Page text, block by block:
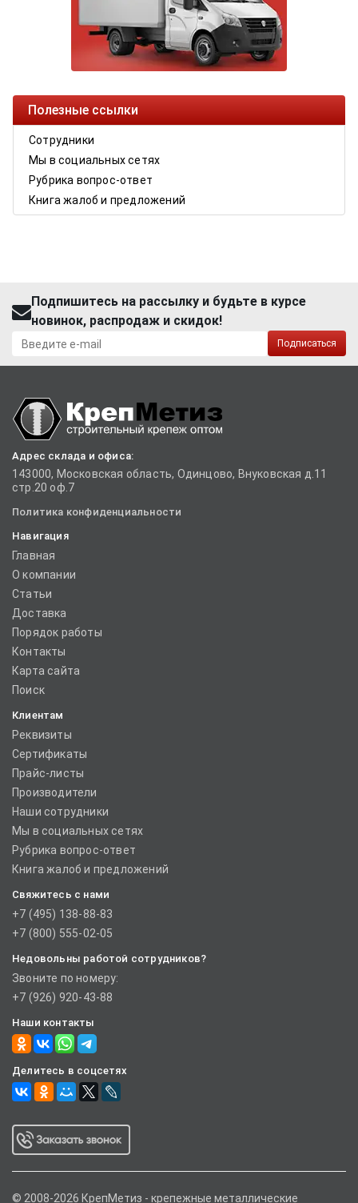
Полезные ссылки
Сотрудники
Мы в социальных сетях
Рубрика вопрос-ответ
Книга жалоб и предложений
Подпишитесь на рассылку и будьте в курсе
новинок, распродаж и скидок!
Подписаться
Адрес склада и офиса:
143000, Московская область, Одинцово, Внуковская д.11
стр.20 оф.7
Политика конфиденциальности
Навигация
Главная
О компании
Статьи
Доставка
Порядок работы
Контакты
Карта сайта
Поиск
Клиентам
Реквизиты
Сертификаты
Прайс-листы
Производители
Наши сотрудники
Мы в социальных сетях
Рубрика вопрос-ответ
Книга жалоб и предложений
Свяжитесь с нами
+7 (495) 138-88-83
+7 (800) 555-02-05
Недовольны работой сотрудников?
Звоните по номеру:
+7 (926) 920-43-88
Наши контакты
Делитесь в соцсетях
© 2008-2026 КрепМетиз - крепежные металлические